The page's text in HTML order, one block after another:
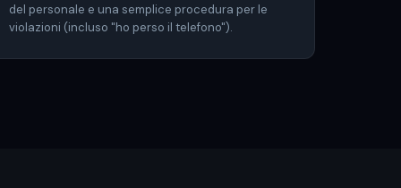
del personale e una semplice procedura per le
violazioni (incluso "ho perso il telefono").